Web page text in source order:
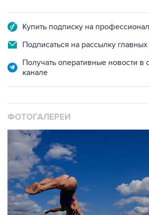
Купить подписку на
Подписаться на рассылку
Получать оперативные новости
канале
ФОТОГАЛЕРЕИ